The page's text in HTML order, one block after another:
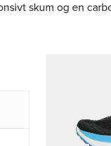
skum og en